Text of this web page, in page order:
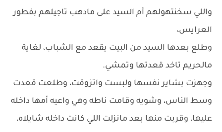
واللي سخنتهولهم أم السيد على مادهب تاجيلهم بفطور
العرايس،
وطلع بعدها السيد من البيت يقعد مع الشباب، لغاية
مالحريم تاخد قعدتها وتمشي.
وجهزت بشاير نفسها ولبست واتزوقت، وطلعت قعدت
وسط الناس، وشويه وقامت ناطه وهي واعيه أمها داخله
عليها، وقربت منها بعد مانزلت اللي كانت داخله شايلاه،